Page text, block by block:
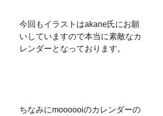
今回もイラストはakane氏にお願
いしていますので本当に素敵なカ
レンダーとなっております。
ちなみにmoooooiのカレンダーの